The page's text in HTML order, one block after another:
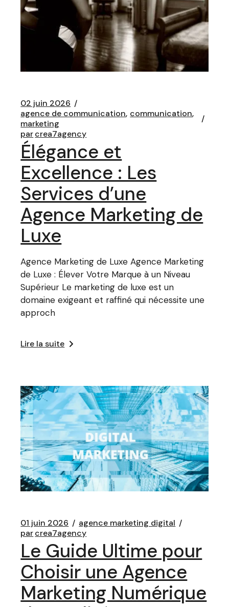
02 juin 2026
agence de communication communication
marketing
parcrea7agency
Élégance et
Excellence : Les
Services d’une
Agence Marketing de
Luxe
Agence Marketing de Luxe Agence Marketing
de Luxe : Élever Votre Marque à un Niveau
Supérieur Le marketing de luxe est un
domaine exigeant et raffiné qui nécessite une
approch
Lire la suite
01 juin 2026
agence marketing digital
parcrea7agency
Le Guide Ultime pour
Choisir une Agence
Marketing Numérique